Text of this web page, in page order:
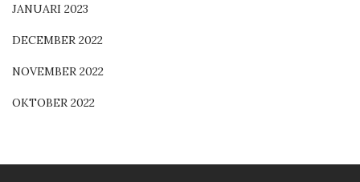
JANUARI 2023
DECEMBER 2022
NOVEMBER 2022
OKTOBER 2022